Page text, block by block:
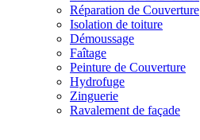
Réparation de Couverture
Isolation de toiture
Démoussage
Faîtage
Peinture de Couverture
Hydrofuge
Zinguerie
Ravalement de façade